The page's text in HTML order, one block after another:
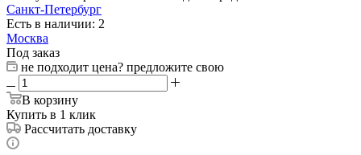
Санкт-Петербург
Есть в наличии: 2
Москва
Под заказ
не подходит цена? предложите свою
В корзину
Купить в 1 клик
Рассчитать доставку